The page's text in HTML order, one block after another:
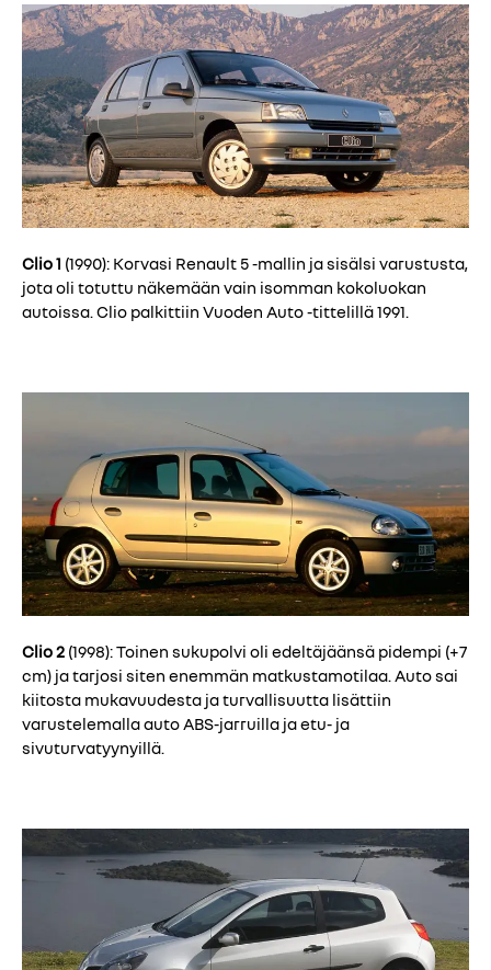
Clio 1 (1990): Korvasi Renault 5 -mallin ja sisälsi varustusta,
jota oli totuttu näkemään vain isomman kokoluokan
autoissa. Clio palkittiin Vuoden Auto -tittelillä 1991.
Clio 2 (1998): Toinen sukupolvi oli edeltäjäänsä pidempi (+7
cm) ja tarjosi siten enemmän matkustamotilaa. Auto sai
kiitosta mukavuudesta ja turvallisuutta lisättiin
varustelemalla auto ABS-jarruilla ja etu- ja
sivuturvatyynyillä.